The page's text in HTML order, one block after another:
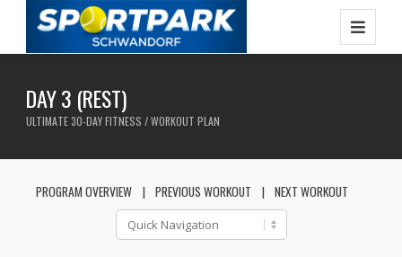
DAY 3 (REST)
ULTIMATE 30-DAY FITNESS / WORKOUT PLAN
PROGRAM OVERVIEW PREVIOUS WORKOUT NEXT WORKOUT